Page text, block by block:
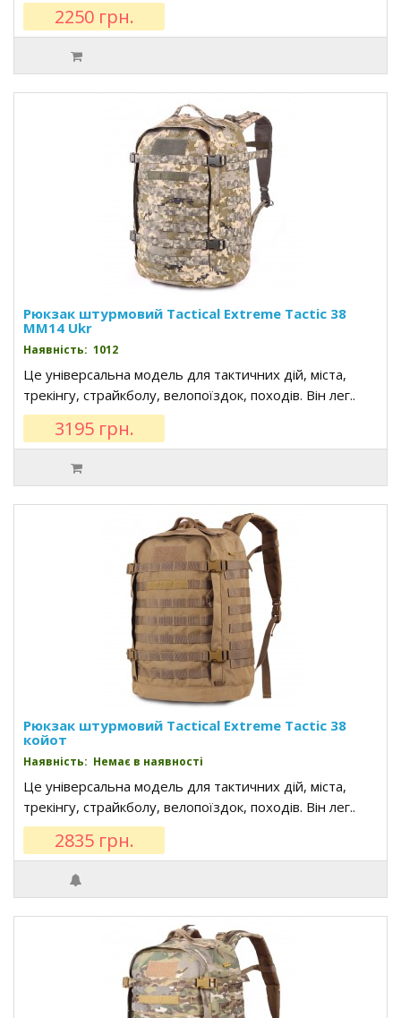
2250 грн.
Рюкзак штурмовий Tactical Extreme Tactic 38
MM14 Ukr
Наявність: 1012
Це універсальна модель для тактичних дій, міста,
трекінгу, страйкболу, велопоїздок, походів. Він лег..
3195 грн.
Рюкзак штурмовий Tactical Extreme Tactic 38
койот
Наявність: Немає в наявності
Це універсальна модель для тактичних дій, міста,
трекінгу, страйкболу, велопоїздок, походів. Він лег..
2835 грн.